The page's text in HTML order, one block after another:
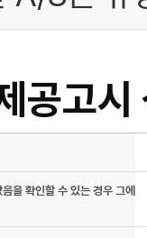
공고시
을 확인할 수 있는 경우 그에